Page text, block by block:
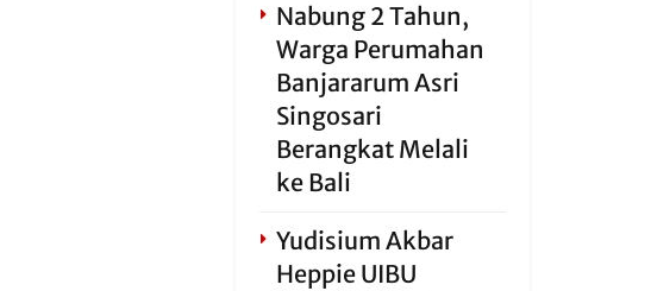
Nabung 2 Tahun,
Warga Perumahan
Banjararum Asri
Singosari
Berangkat Melali
ke Bali
Yudisium Akbar
Heppie UIBU